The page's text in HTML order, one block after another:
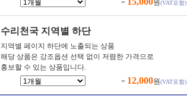
=
원(VAT포함)
수리천국 지역별 하단
지역별 페이지 하단에 노출되는 상품
해당 상품은 강조옵션 선택 없이 저렴한 가격으로
홍보할 수 있는 상품입니다.
= 12,000원(VAT포함)